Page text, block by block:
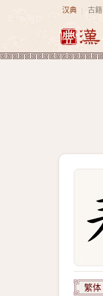
汉典 古籍
繁体